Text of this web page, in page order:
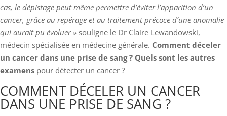
cas, le dépistage peut même permettre d’éviter l’apparition d’un
cancer, grâce au repérage et au traitement précoce d’une anomalie
qui aurait pu évoluer » souligne le Dr Claire Lewandowski,
médecin spécialisée en médecine générale. Comment déceler
un cancer dans une prise de sang ? Quels sont les autres
examens pour détecter un cancer ?
COMMENT DÉCELER UN CANCER
DANS UNE PRISE DE SANG ?